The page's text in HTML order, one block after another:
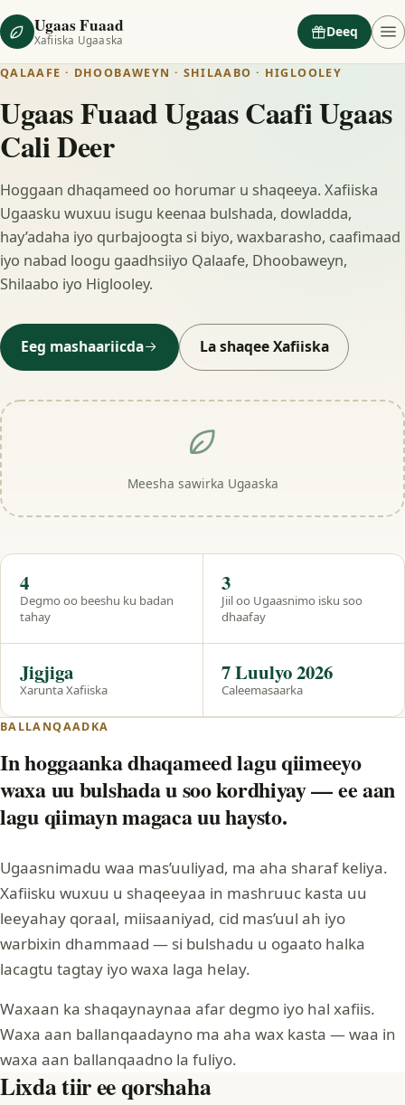
Ugaas Fuaad
Xafiiska Ugaaska
Deeq
QALAAFE · DHOOBAWEYN · SHILAABO · HIGLOOLEY
Ugaas Fuaad Ugaas Caafi Ugaas
Cali Deer
Hoggaan dhaqameed oo horumar u shaqeeya. Xafiiska
Ugaasku wuxuu isugu keenaa bulshada, dowladda,
hay’adaha iyo qurbajoogta si biyo, waxbarasho, caafimaad
iyo nabad loogu gaadhsiiyo Qalaafe, Dhoobaweyn,
Shilaabo iyo Higlooley.
Eeg mashaariicda La shaqee Xafiiska
Meesha sawirka Ugaaska
Hal eeg
Degmo oo beeshu ku badan
tahay
4
Jiil oo Ugaasnimo isku soo
dhaafay
3
Xarunta Xafiiska
Jigjiga
Caleemasaarka
7 Luulyo 2026
BALLANQAADKA
In hoggaanka dhaqameed lagu qiimeeyo
waxa uu bulshada u soo kordhiyay — ee aan
lagu qiimayn magaca uu haysto.
Ugaasnimadu waa mas’uuliyad, ma aha sharaf keliya.
Xafiisku wuxuu u shaqeeyaa in mashruuc kasta uu
leeyahay qoraal, miisaaniyad, cid mas’uul ah iyo
warbixin dhammaad — si bulshadu u ogaato halka
lacagtu tagtay iyo waxa laga helay.
Waxaan ka shaqaynaynaa afar degmo iyo hal xafiis.
Waxa aan ballanqaadayno ma aha wax kasta — waa in
waxa aan ballanqaadno la fuliyo.
Lixda tiir ee qorshaha